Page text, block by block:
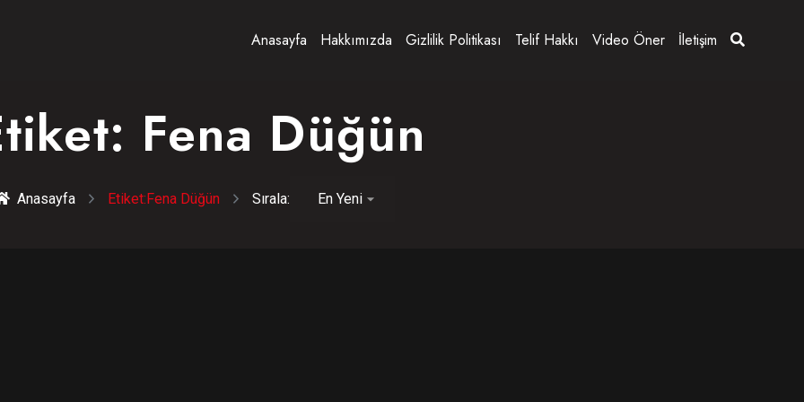
Anasayfa Hakkımızda Gizlilik Politikası Telif Hakkı Video Öner İletişim
Fena Düğün
Anasayfa Etiket:Fena Düğün Sırala: